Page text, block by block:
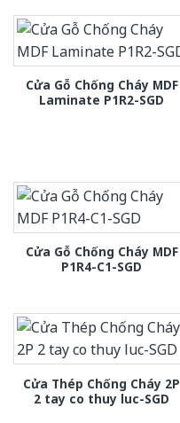
Cửa Gỗ Chống Cháy MDF
Laminate P1R2-SGD
Cửa Gỗ Chống Cháy MDF
P1R4-C1-SGD
Cửa Thép Chống Cháy 2P
2 tay co thuy luc-SGD